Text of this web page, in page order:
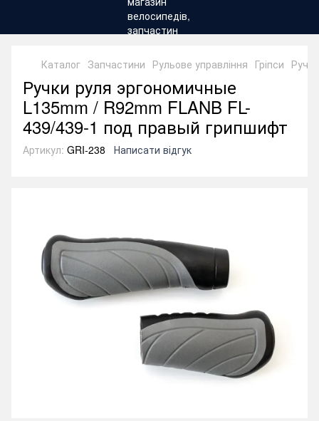
Каталог Запчастини Рульове управління Гріпси
Ручки руля эргономичные
L135mm / R92mm FLANB FL-
439/439-1 под правый грипшифт
Артикул: GRI-238 Написати відгук